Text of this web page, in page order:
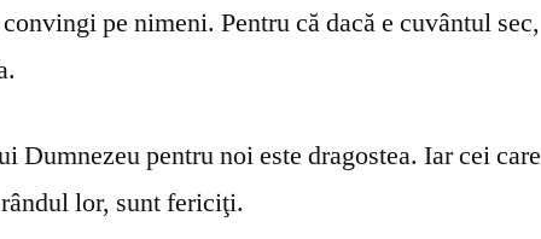
pe nimeni. Pentru că dacă e cuvântul sec,
Dumnezeu pentru noi este dragostea. Iar cei care
lor, sunt fericiţi.